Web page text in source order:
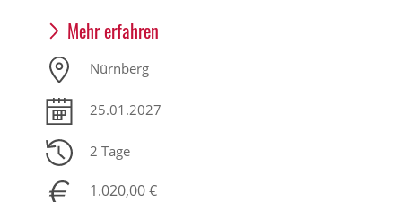
Mehr erfahren
Nürnberg
25.01.2027
2 Tage
1.020,00 €